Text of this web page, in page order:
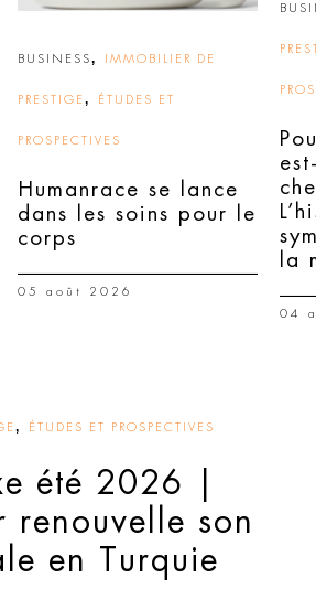
BUSINESS, IMMOBILIER DE
PRESTIGE , ÉTUDES ET
PROSPECTIVES
Humanrace se lance
dans les soins pour le
corps
05 août 2026
la
04
, ÉTUDES ET PROSPECTIVES
été 2026 |
renouvelle son
en Turquie